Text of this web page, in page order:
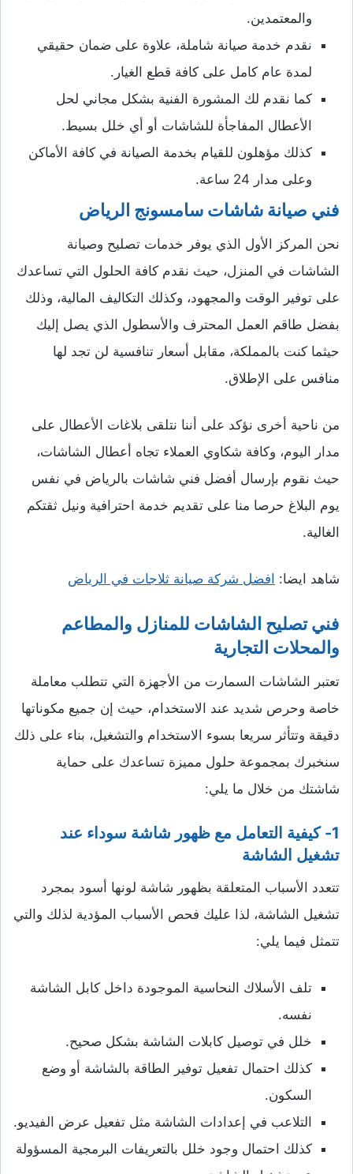
والمعتمدين.
نقدم خدمة صيانة شاملة، علاوة على ضمان حقيقي
لمدة عام كامل على كافة قطع الغيار.
كما نقدم لك المشورة الفنية بشكل مجاني لحل
الأعطال المفاجأة للشاشات أو أي خلل بسيط.
كذلك مؤهلون للقيام بخدمة الصيانة في كافة الأماكن
وعلى مدار 24 ساعة.
فني صيانة شاشات سامسونج الرياض
نحن المركز الأول الذي يوفر خدمات تصليح وصيانة
الشاشات في المنزل، حيث نقدم كافة الحلول التي تساعدك
على توفير الوقت والمجهود، وكذلك التكاليف المالية، وذلك
بفضل طاقم العمل المحترف والأسطول الذي يصل إليك
حيثما كنت بالمملكة، مقابل أسعار تنافسية لن تجد لها
منافس على الإطلاق.
من ناحية أخرى نؤكد على أننا نتلقى بلاغات الأعطال على
مدار اليوم، وكافة شكاوي العملاء تجاه أعطال الشاشات،
حيث نقوم بإرسال أفضل فني شاشات بالرياض في نفس
يوم البلاغ حرصا منا على تقديم خدمة احترافية ونيل ثقتكم
الغالية.
شاهد ايضا: افضل شركة صيانة ثلاجات في الرياض
فني تصليح الشاشات للمنازل والمطاعم
والمحلات التجارية
تعتبر الشاشات السمارت من الأجهزة التي تتطلب معاملة
خاصة وحرص شديد عند الاستخدام، حيث إن جميع مكوناتها
دقيقة وتتأثر سريعا بسوء الاستخدام والتشغيل، بناء على ذلك
سنخبرك بمجموعة حلول مميزة تساعدك على حماية
شاشتك من خلال ما يلي:
1- كيفية التعامل مع ظهور شاشة سوداء عند
تشغيل الشاشة
تتعدد الأسباب المتعلقة بظهور شاشة لونها أسود بمجرد
تشغيل الشاشة، لذا عليك فحص الأسباب المؤدية لذلك والتي
تتمثل فيما يلي:
تلف الأسلاك النحاسية الموجودة داخل كابل الشاشة
نفسه.
خلل في توصيل كابلات الشاشة بشكل صحيح.
كذلك احتمال تفعيل توفير الطاقة بالشاشة أو وضع
السكون.
التلاعب في إعدادات الشاشة مثل تفعيل عرض الفيديو.
كذلك احتمال وجود خلل بالتعريفات البرمجية المسؤولة